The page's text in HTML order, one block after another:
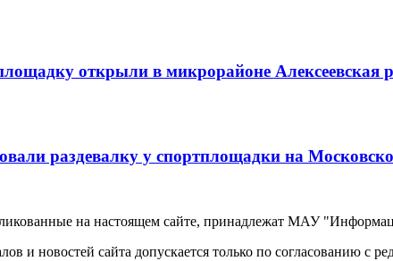
открыли в микрорайоне Алексеевская
раздевалку у спортплощадки на
на настоящем сайте, принадлежат МАУ
и новостей сайта допускается только по согласованию с